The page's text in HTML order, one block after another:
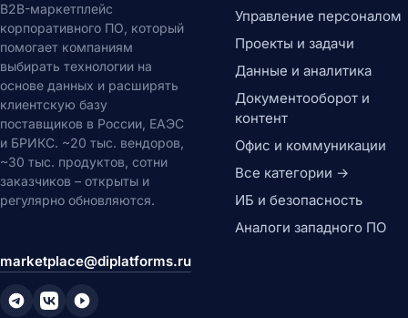
Обработка документов
Генерация документов
OCR системы
PDF-редакторы
Электронная подпись
Цифровые активы (DAM)
DAM системы
CDN сети
Потоковое видео
Офисные пакеты
Электронные таблицы
B2B-маркетплейс
корпоративного ПО, который
помогает компаниям
выбирать технологии на
основе данных и расширять
клиентскую базу
поставщиков в России, ЕАЭС
и БРИКС. ~20 тыс. вендоров,
~30 тыс. продуктов, сотни
заказчиков – открыты и
регулярно обновляются.
marketplace@diplatforms.ru
Управление персоналом
Проекты и задачи
Данные и аналитика
Документооборот и
контент
Офис и коммуникации
Все категории →
ИБ и безопасность
Аналоги западного ПО